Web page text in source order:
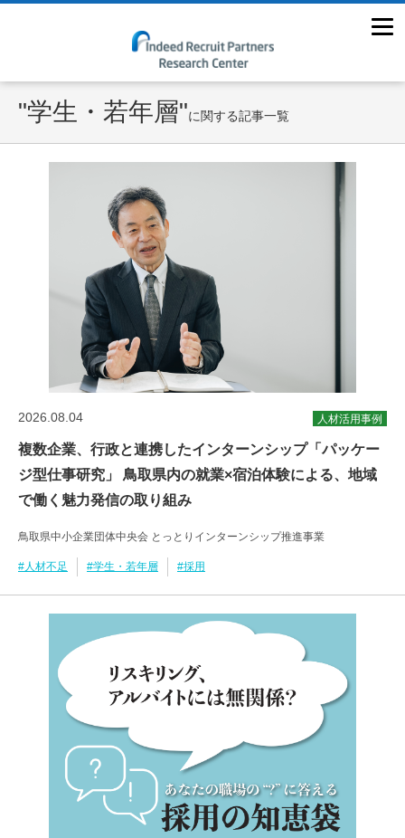
"学生・若年層"に関する記事一覧
2026.08.04 人材活用事例
複数企業、行政と連携したインターンシップ「パッケー
ジ型仕事研究」 鳥取県内の就業×宿泊体験による、地域
で働く魅力発信の取り組み
鳥取県中小企業団体中央会 とっとりインターンシップ推進事業
#人材不足 #学生・若年層 #採用